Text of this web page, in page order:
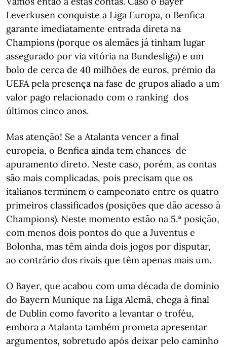
Leverkusen conquiste a Liga Europa, o Benfica
garante imediatamente entrada direta na
Champions (porque os alemães já tinham lugar
assegurado por via vitória na Bundesliga) e um
bolo de cerca de 40 milhões de euros, prémio da
UEFA pela presença na fase de grupos aliado a um
valor pago relacionado com o ranking dos
últimos cinco anos.
Mas atenção! Se a Atalanta vencer a final
europeia, o Benfica ainda tem chances de
apuramento direto. Neste caso, porém, as contas
são mais complicadas, pois precisam que os
italianos terminem o campeonato entre os quatro
primeiros classificados (posições que dão acesso à
Champions). Neste momento estão na 5.ª posição,
com menos dois pontos do que a Juventus e
Bolonha, mas têm ainda dois jogos por disputar,
ao contrário dos rivais que têm apenas mais um.
O Bayer, que acabou com uma década de domínio
do Bayern Munique na Liga Alemã, chega à final
de Dublin como favorito a levantar o troféu,
embora a Atalanta também prometa apresentar
argumentos, sobretudo após deixar pelo caminho